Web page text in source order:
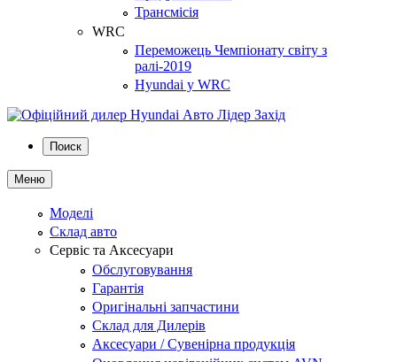
Трансмісія
WRC
Переможець Чемпіонату світу з
ралі-2019
Hyundai у WRC
Поиск
Меню
Моделі
Склад авто
Сервіс та Аксесуари
Обслуговування
Гарантія
Оригінальні запчастини
Склад для Дилерів
Аксесуари / Сувенірна продукція